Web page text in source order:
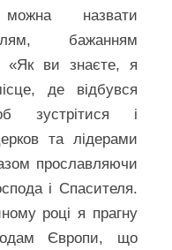
назвати
бажанням
«Як ви знаєте, я
де відбувся
зустрітися і
та лідерами
прославляючи
і Спасителя.
році я прагну
Європи, що